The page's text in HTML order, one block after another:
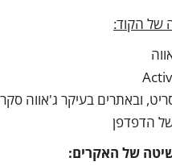
של הקוד:
ובאתרים בעיקר ג'אווה
הדפדפן
של האקרים: